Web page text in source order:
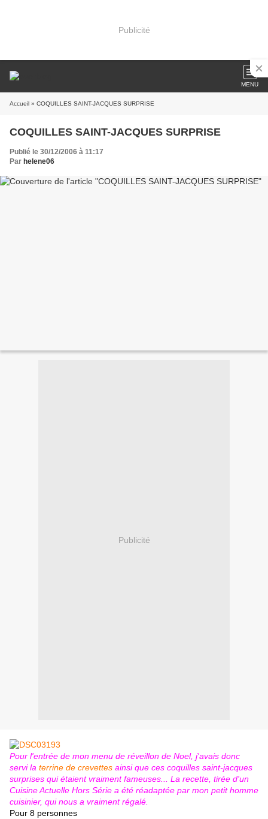
Publicité
MENU
Accueil » COQUILLES SAINT-JACQUES SURPRISE
COQUILLES SAINT-JACQUES SURPRISE
Publié le 30/12/2006 à 11:17
Par helene06
Publicité
Pour l'entrée de mon menu de réveillon de Noel, j'avais donc
servi la terrine de crevettes ainsi que ces coquilles saint-jacques
surprises qui étaient vraiment fameuses... La recette, tirée d'un
Cuisine Actuelle Hors Série a été réadaptée par mon petit homme
cuisinier, qui nous a vraiment régalé.
Pour 8 personnes